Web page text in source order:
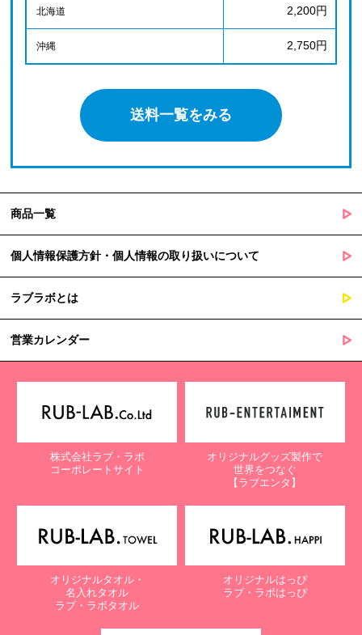
北海道 2,200円
沖縄 2,750円
送料一覧をみる
商品一覧
個人情報保護方針・個人情報の取り扱いについて
ラブラボとは
営業カレンダー
株式会社ラブ・ラボ
コーポレートサイト
オリジナルグッズ製作で
世界をつなぐ
【ラブエンタ】
オリジナルタオル・
名入れタオル
ラブ・ラボタオル
オリジナルはっぴ
ラブ・ラボはっぴ